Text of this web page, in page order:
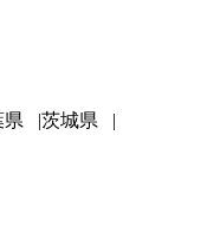
県
茨城県